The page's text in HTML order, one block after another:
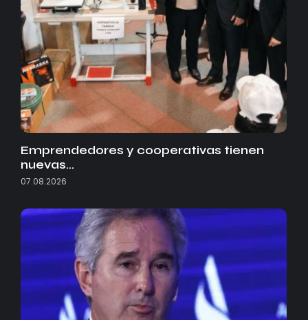
Emprendedores y cooperativas tienen
nuevas…
07.08.2026